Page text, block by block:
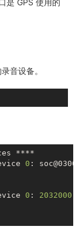
是 GPS 使用的
音设备。
****
0 :
0 : 2032000